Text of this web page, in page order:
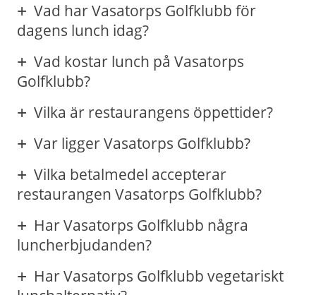
Vad har Vasatorps Golfklubb för
dagens lunch idag?
Vad kostar lunch på Vasatorps
Golfklubb?
Vilka är restaurangens öppettider?
Var ligger Vasatorps Golfklubb?
Vilka betalmedel accepterar
restaurangen Vasatorps Golfklubb?
Har Vasatorps Golfklubb några
luncherbjudanden?
Har Vasatorps Golfklubb vegetariskt